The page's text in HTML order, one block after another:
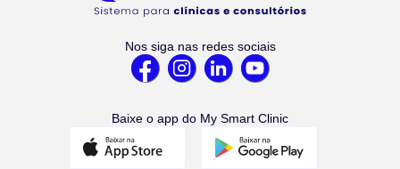
Nos siga nas redes sociais
Baixe o app do My Smart Clinic